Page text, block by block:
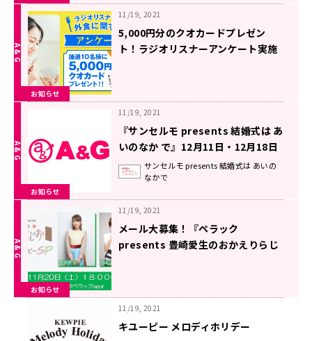
お知らせ
11/19, 2021
5,000円分のクオカードプレゼン
ト！ラジオリスナーアンケート実施
お知らせ
11/19, 2021
『サンセルモ presents 結婚式は あ
いのなか で』12月11日・12月18日
の放送に伊藤静さんがウェディング
ドレス姿でゲスト出演！
サンセルモ presents 結婚式は あいの
なかで
お知らせ
11/19, 2021
メール大募集！『ペラック
presents 豊崎愛生のおかえりらじ
11/19, 2021
キユーピー メロディホリデー